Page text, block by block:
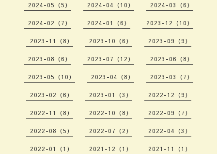
2024-05（5） 2024-04（10） 2024-03（6）
2024-02（7） 2024-01（6） 2023-12（10）
2023-11（8） 2023-10（6） 2023-09（9）
2023-08（6） 2023-07（12） 2023-06（8）
2023-05（10） 2023-04（8） 2023-03（7）
2023-02（6） 2023-01（3） 2022-12（9）
2022-11（8） 2022-10（8） 2022-09（7）
2022-08（5） 2022-07（2） 2022-04（3）
2022-01（1） 2021-12（1） 2021-11（1）